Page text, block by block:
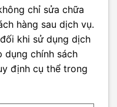
chỉ sửa chữa
hàng sau dịch vụ.
khi sử dụng dịch
dụng chính sách
định cụ thể trong